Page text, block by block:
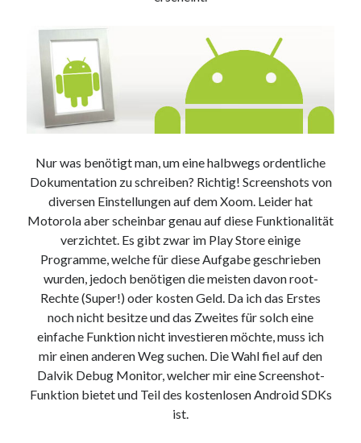
Nur was benötigt man, um eine halbwegs ordentliche
Dokumentation zu schreiben? Richtig! Screenshots von
diversen Einstellungen auf dem Xoom. Leider hat
Motorola aber scheinbar genau auf diese Funktionalität
verzichtet. Es gibt zwar im Play Store einige
Programme, welche für diese Aufgabe geschrieben
wurden, jedoch benötigen die meisten davon root-
Rechte (Super!) oder kosten Geld. Da ich das Erstes
noch nicht besitze und das Zweites für solch eine
einfache Funktion nicht investieren möchte, muss ich
mir einen anderen Weg suchen. Die Wahl fiel auf den
Dalvik Debug Monitor, welcher mir eine Screenshot-
Funktion bietet und Teil des kostenlosen Android SDKs
ist.